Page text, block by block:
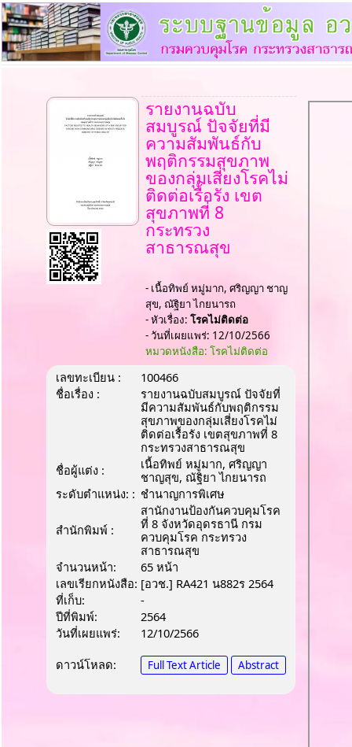
รายงานฉบับ
สมบูรณ์ ปัจจัยที่มี
ความสัมพันธ์กับ
พฤติกรรมสุขภาพ
ของกลุ่มเสี่ยงโรคไม่
ติดต่อเรื้อรัง เขต
สุขภาพที่ 8
กระทรวง
สาธารณสุข
- เนื้อทิพย์ หมู่มาก, ศริญญา ชาญ
สุข, ณัฐิยา ไกยนารถ
- หัวเรื่อง: โรคไม่ติดต่อ
- วันที่เผยแพร่: 12/10/2566
หมวดหนังสือ: โรคไม่ติดต่อ
เลขทะเบียน :
100466
ชื่อเรื่อง :
รายงานฉบับสมบูรณ์ ปัจจัยที่
มีความสัมพันธ์กับพฤติกรรม
สุขภาพของกลุ่มเสี่ยงโรคไม่
ติดต่อเรื้อรัง เขตสุขภาพที่ 8
กระทรวงสาธารณสุข
ชื่อผู้แต่ง :
เนื้อทิพย์ หมู่มาก, ศริญญา
ชาญสุข, ณัฐิยา ไกยนารถ
ระดับตำแหน่ง: : ชํานาญการพิเศษ
สำนักพิมพ์ :
สานักงานป้องกันควบคุมโรค
ที่ 8 จังหวัดอุดรธานี กรม
ควบคุมโรค กระทรวง
สาธารณสุข
จำนวนหน้า:
65 หน้า
เลขเรียกหนังสือ: [อวช.] RA421 น882ร 2564
ที่เก็บ:
-
ปีที่พิมพ์:
2564
วันที่เผยแพร่:
12/10/2566
ดาวน์โหลด:
Full Text Article Abstract